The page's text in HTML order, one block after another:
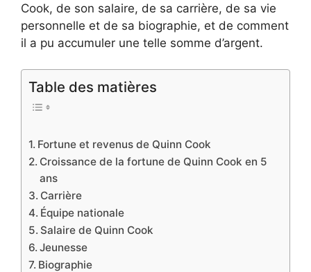
Cook, de son salaire, de sa carrière, de sa vie
personnelle et de sa biographie, et de comment
il a pu accumuler une telle somme d’argent.
Table des matières
Fortune et revenus de Quinn Cook
Croissance de la fortune de Quinn Cook en 5
ans
Carrière
Équipe nationale
Salaire de Quinn Cook
Jeunesse
Biographie